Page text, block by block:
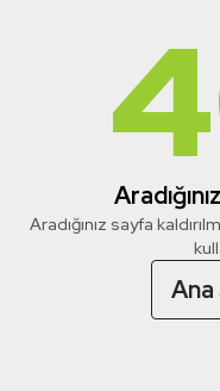
Aradığınız sayfa